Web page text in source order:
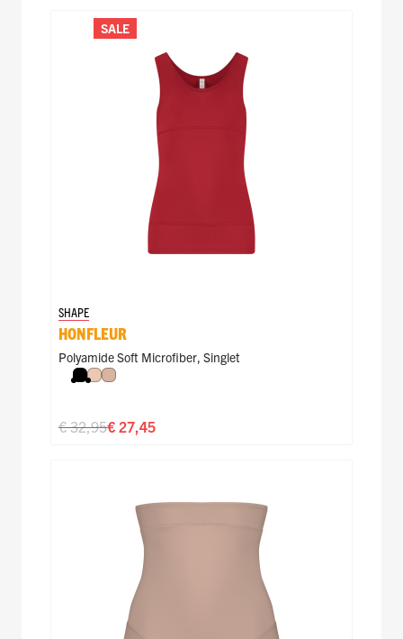
SALE
SHAPE
HONFLEUR
Polyamide Soft Microfiber, Singlet
Zwart
NudeCaffè Latte
€ 27,45
€ 32,95